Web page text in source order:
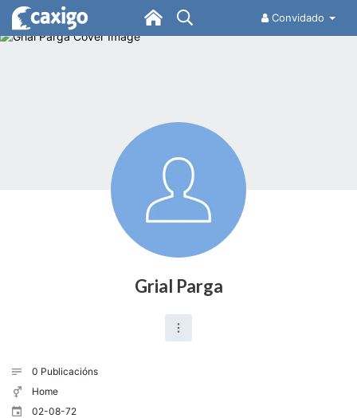
Convidado
Grial Parga
0 Publicacións
Home
02-08-72